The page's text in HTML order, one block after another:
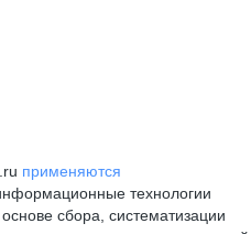
применяются
технологии
сбора, систематизации